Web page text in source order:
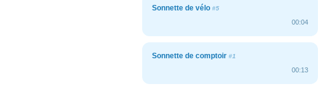
Sonnette de vélo #5
00:04
Sonnette de comptoir #1
00:13